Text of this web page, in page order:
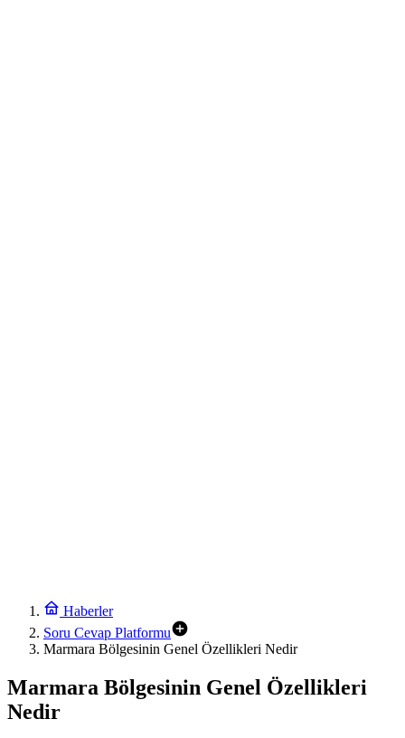
Haberler
Soru Cevap Platformu
Marmara Bölgesinin Genel Özellikleri Nedir
Marmara Bölgesinin Genel Özellikleri
Nedir